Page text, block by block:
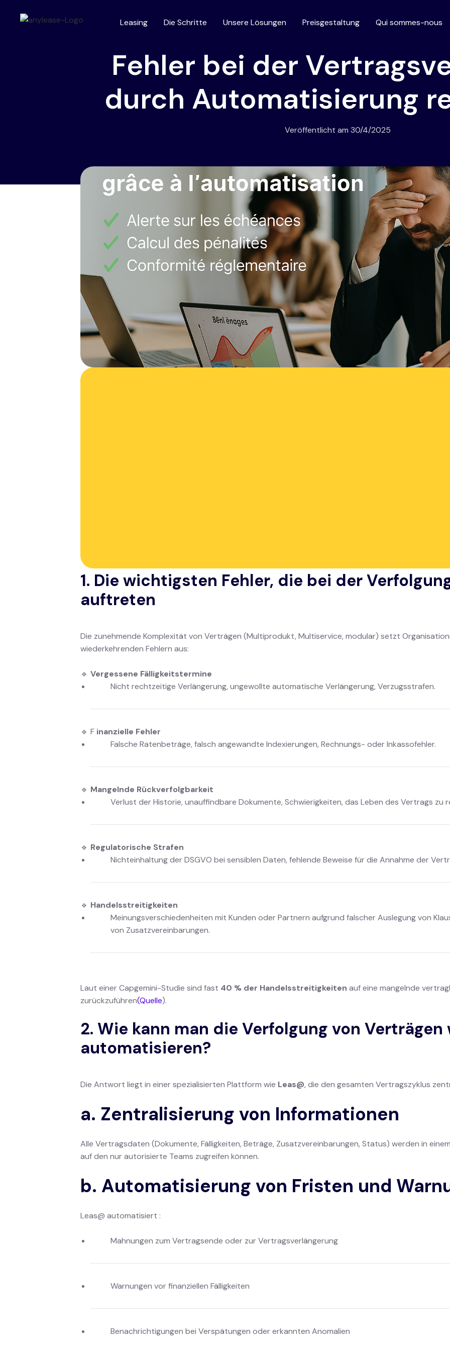
Leasing Die Schritte Unsere Lösungen Preisgestaltung Qui sommes-nous
Fehler bei der
durch Automatisierung
Veröffentlicht am 30/4/2025
1. Die wichtigsten Fehler, die bei der
auftreten
Die zunehmende Komplexität von Verträgen (Multiprodukt, Multiservice, modular) setzt
wiederkehrenden Fehlern aus:
🔹 Vergessene Fälligkeitstermine
Nicht rechtzeitige Verlängerung, ungewollte automatische Verlängerung, Verzugsstrafen.
🔹 F inanzielle Fehler
Falsche Ratenbeträge, falsch angewandte Indexierungen, Rechnungs- oder Inkassofehler.
🔹 Mangelnde Rückverfolgbarkeit
Verlust der Historie, unauffindbare Dokumente, Schwierigkeiten, das Leben des Vertrags zu
🔹 Regulatorische Strafen
Nichteinhaltung der DSGVO bei sensiblen Daten, fehlende Beweise für die Annahme der
🔹 Handelsstreitigkeiten
Meinungsverschiedenheiten mit Kunden oder Partnern aufgrund falscher Auslegung von
von Zusatzvereinbarungen.
Laut einer Capgemini-Studie sind fast 40 % der Handelsstreitigkeiten auf eine mangelnde
zurückzuführen(Quelle).
2. Wie kann man die Verfolgung von Verträgen
automatisieren?
Die Antwort liegt in einer spezialisierten Plattform wie Leas@, die den gesamten Vertragszyklus
a. Zentralisierung von Informationen
Alle Vertragsdaten (Dokumente, Fälligkeiten, Beträge, Zusatzvereinbarungen, Status) werden in
auf den nur autorisierte Teams zugreifen können.
b. Automatisierung von Fristen und
Leas@ automatisiert :
Mahnungen zum Vertragsende oder zur Vertragsverlängerung
Warnungen vor finanziellen Fälligkeiten
Benachrichtigungen bei Verspätungen oder erkannten Anomalien